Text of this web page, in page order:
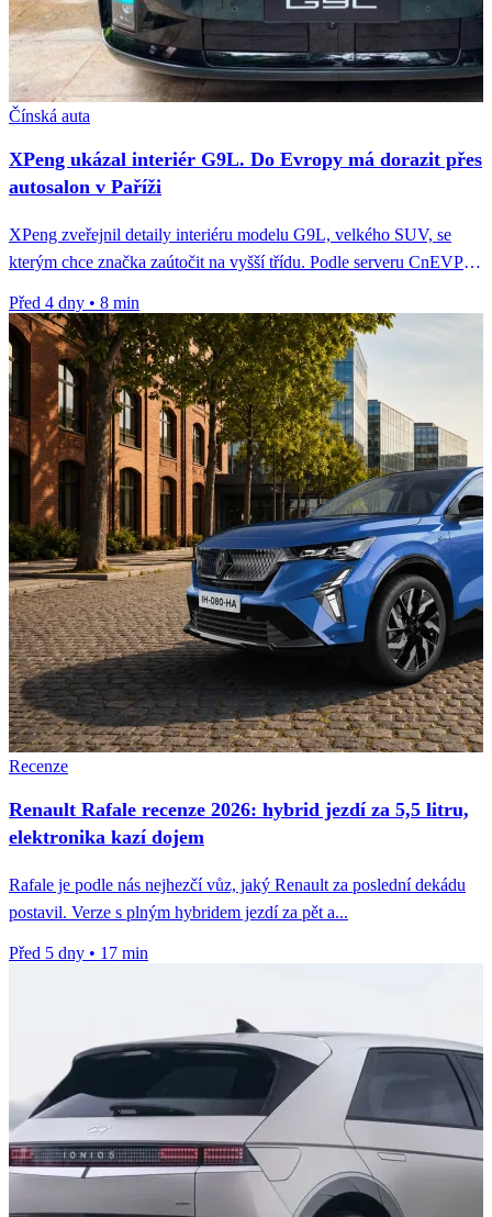
Čínská auta
XPeng ukázal interiér G9L. Do Evropy má dorazit přes
autosalon v Paříži
XPeng zveřejnil detaily interiéru modelu G9L, velkého SUV, se
kterým chce značka zaútočit na vyšší třídu. Podle serveru CnEVPost
Před 4 dny • 8 min
Recenze
Renault Rafale recenze 2026: hybrid jezdí za 5,5 litru,
elektronika kazí dojem
Rafale je podle nás nejhezčí vůz, jaký Renault za poslední dekádu
postavil. Verze s plným hybridem jezdí za pět a...
Před 5 dny • 17 min